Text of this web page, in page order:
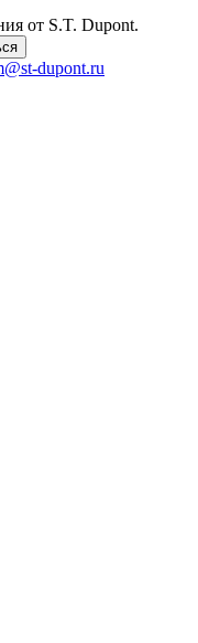
от S.T. Dupont.
dupont.ru